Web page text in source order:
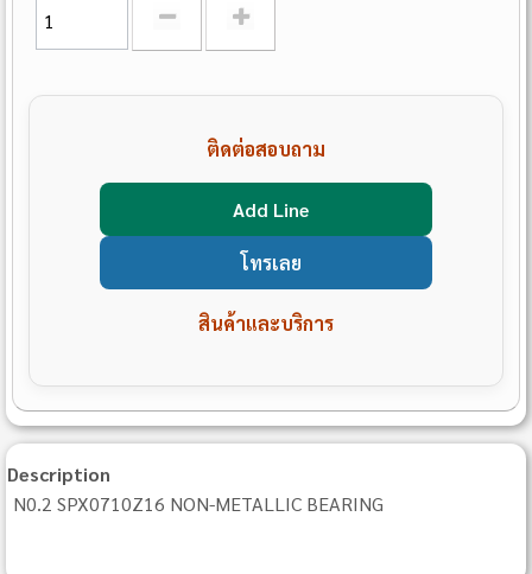
ติดต่อสอบถาม
Add Line
โทรเลย
สินค้าและบริการ
Description
N0.2 SPX0710Z16 NON-METALLIC BEARING